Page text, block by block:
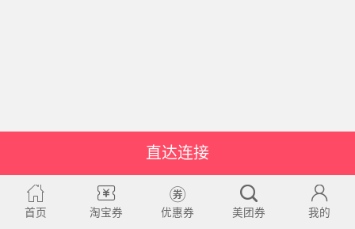
直达连接
首页 淘宝券 优惠券 美团券 我的